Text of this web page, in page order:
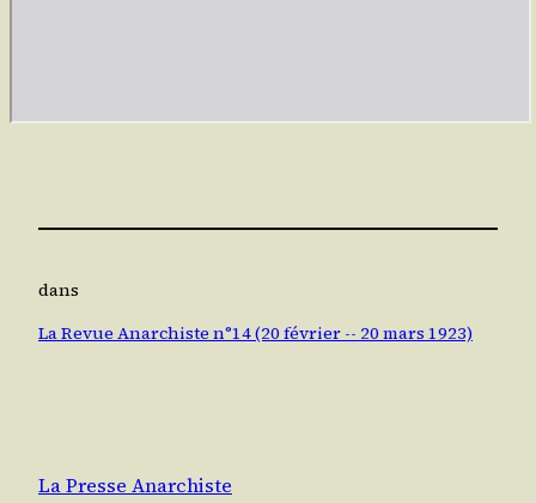
dans
La Revue Anarchiste n°14 (20 février -- 20 mars 1923)
La Presse Anarchiste